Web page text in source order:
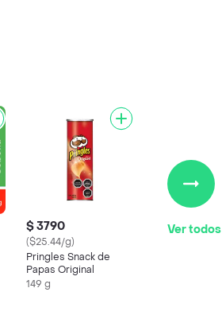
$ 3790
($25.44/g)
Pringles Snack de
Papas Original
149 g
Ver todos